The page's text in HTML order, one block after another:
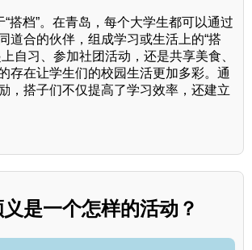
“搭档”。在青岛，每个大学生都可以通过
道合的伙伴，组成学习或生活上的“搭
自习、参加社团活动，还是共享美食、
存在让学生们的校园生活更加多彩。通
，搭子们不仅提高了学习效率，还建立
是一个怎样的活动？